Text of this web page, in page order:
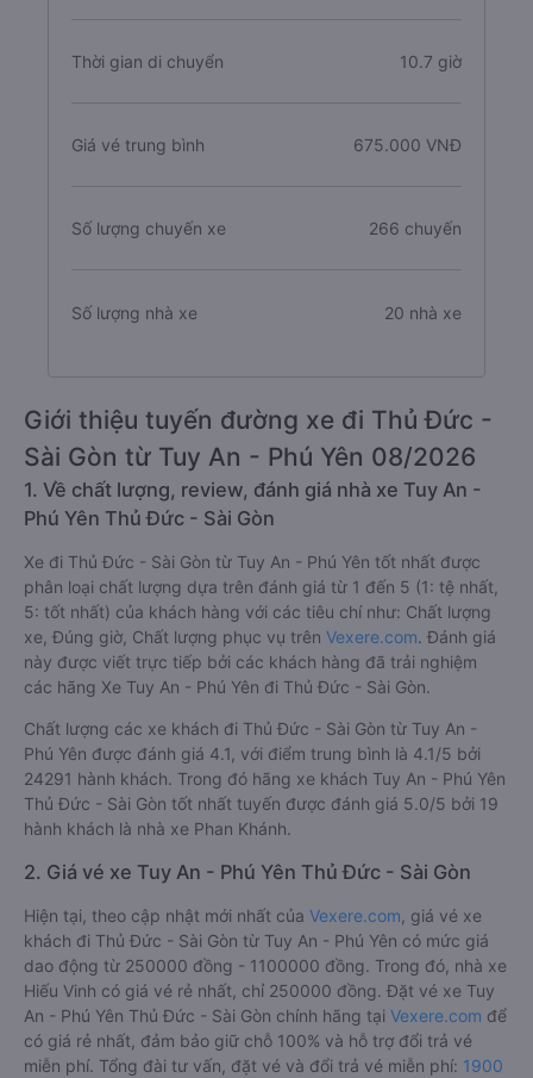
Thời gian di chuyển 10.7 giờ
Giá vé trung bình 675.000 VNĐ
Số lượng chuyến xe 266 chuyến
Số lượng nhà xe 20 nhà xe
Giới thiệu tuyến đường xe đi Thủ Đức -
Sài Gòn từ Tuy An - Phú Yên 08/2026
1. Về chất lượng, review, đánh giá nhà xe Tuy An -
Phú Yên Thủ Đức - Sài Gòn
Xe đi Thủ Đức - Sài Gòn từ Tuy An - Phú Yên tốt nhất được
phân loại chất lượng dựa trên đánh giá từ 1 đến 5 (1: tệ nhất,
5: tốt nhất) của khách hàng với các tiêu chí như: Chất lượng
xe, Đúng giờ, Chất lượng phục vụ trên Vexere.com. Đánh giá
này được viết trực tiếp bởi các khách hàng đã trải nghiệm
các hãng Xe Tuy An - Phú Yên đi Thủ Đức - Sài Gòn.
Chất lượng các xe khách đi Thủ Đức - Sài Gòn từ Tuy An -
Phú Yên được đánh giá 4.1, với điểm trung bình là 4.1/5 bởi
24291 hành khách. Trong đó hãng xe khách Tuy An - Phú Yên
Thủ Đức - Sài Gòn tốt nhất tuyến được đánh giá 5.0/5 bởi 19
hành khách là nhà xe Phan Khánh.
2. Giá vé xe Tuy An - Phú Yên Thủ Đức - Sài Gòn
Hiện tại, theo cập nhật mới nhất của Vexere.com , giá vé xe
khách đi Thủ Đức - Sài Gòn từ Tuy An - Phú Yên có mức giá
dao động từ 250000 đồng - 1100000 đồng. Trong đó, nhà xe
Hiếu Vinh có giá vé rẻ nhất, chỉ 250000 đồng. Đặt vé xe Tuy
An - Phú Yên Thủ Đức - Sài Gòn chính hãng tại Vexere.com để
có giá rẻ nhất, đảm bảo giữ chỗ 100% và hỗ trợ đổi trả vé
miễn phí. Tổng đài tư vấn, đặt vé và đổi trả vé miễn phí: 1900